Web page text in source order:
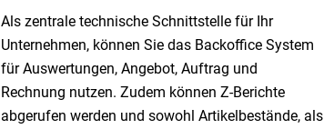
Als zentrale technische Schnittstelle für Ihr
Unternehmen, können Sie das Backoffice System
für Auswertungen, Angebot, Auftrag und
Rechnung nutzen. Zudem können Z-Berichte
abgerufen werden und sowohl Artikelbestände, als